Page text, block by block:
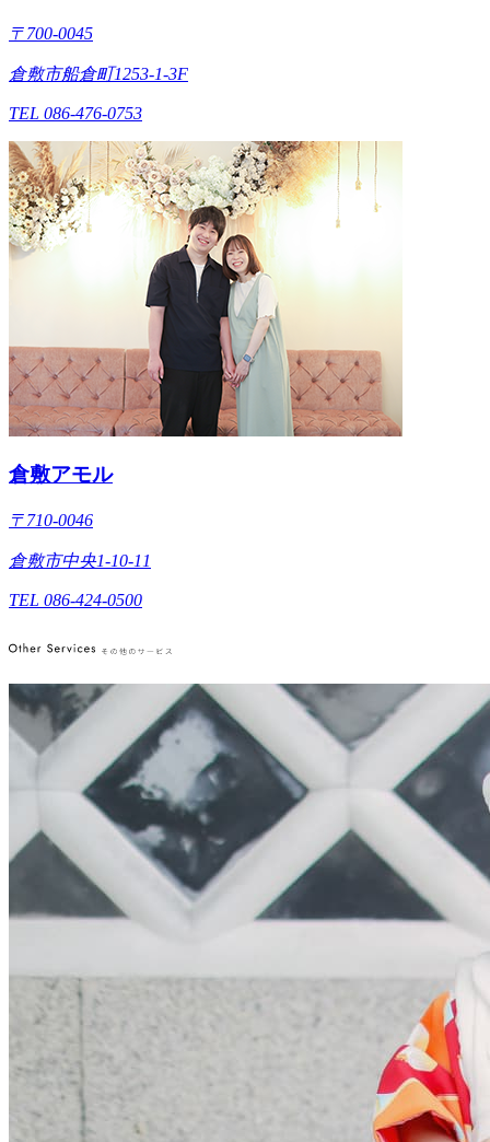
〒700-0045
倉敷市船倉町1253-1-3F
TEL 086-476-0753
倉敷アモル
〒710-0046
倉敷市中央1-10-11
TEL 086-424-0500